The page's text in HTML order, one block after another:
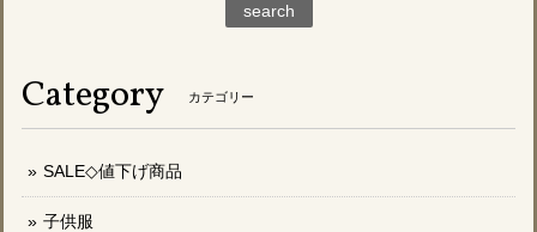
search
Category カテゴリー
SALE◇値下げ商品
子供服